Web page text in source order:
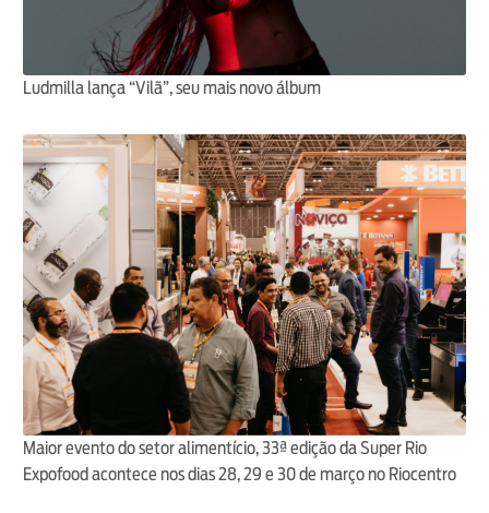
Ludmilla lança “Vilã”, seu mais novo álbum
Maior evento do setor alimentício, 33ª edição da Super Rio
Expofood acontece nos dias 28, 29 e 30 de março no Riocentro